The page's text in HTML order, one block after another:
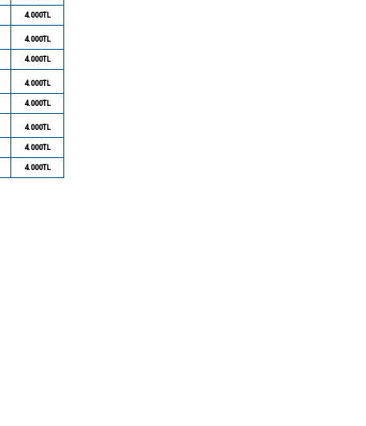
4.000TL
4.000TL
4.000TL
4.000TL
4.000TL
4.000TL
4.000TL
4.000TL